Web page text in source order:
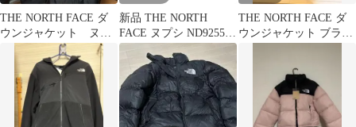
THE NORTH FACE ダ
ウンジャケット ヌプ
新品 THE NORTH
FACE ヌプシ ND92555
XL NUPTSE
THE NORTH FACE ダ
ウンジャケット ブラッ